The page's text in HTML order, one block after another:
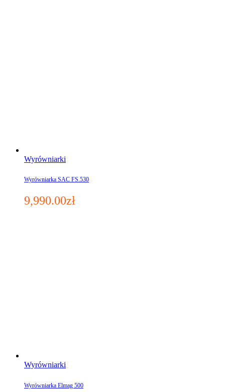
Wyrówniarki
Wyrówniarka SAC FS.530
9,990.00zł
Wyrówniarki
Wyrówniarka Elmag 500